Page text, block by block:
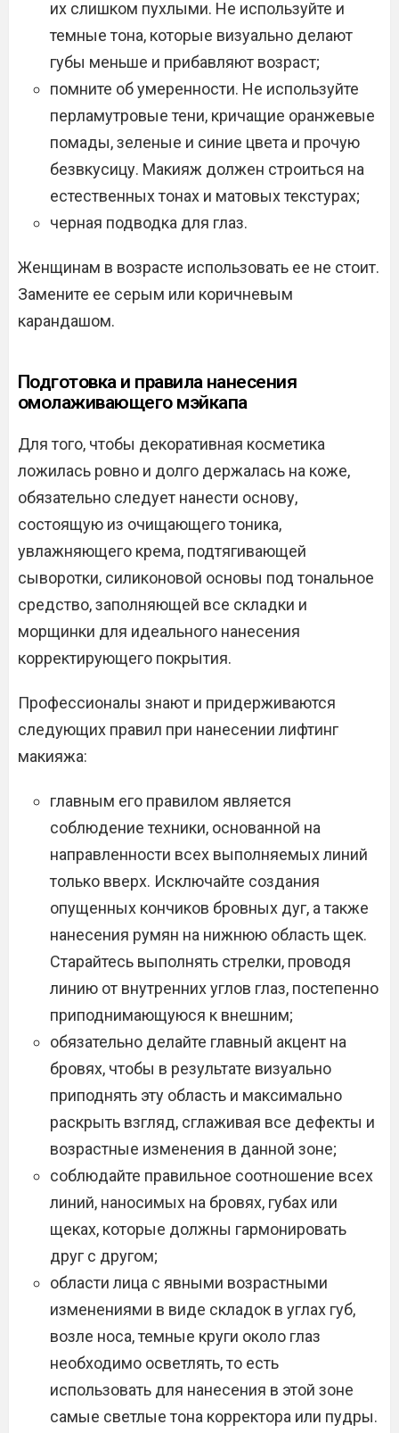
их слишком пухлыми. Не используйте и
темные тона, которые визуально делают
губы меньше и прибавляют возраст;
помните об умеренности. Не используйте
перламутровые тени, кричащие оранжевые
помады, зеленые и синие цвета и прочую
безвкусицу. Макияж должен строиться на
естественных тонах и матовых текстурах;
черная подводка для глаз.
Женщинам в возрасте использовать ее не стоит.
Замените ее серым или коричневым
карандашом.
Подготовка и правила нанесения
омолаживающего мэйкапа
Для того, чтобы декоративная косметика
ложилась ровно и долго держалась на коже,
обязательно следует нанести основу,
состоящую из очищающего тоника,
увлажняющего крема, подтягивающей
сыворотки, силиконовой основы под тональное
средство, заполняющей все складки и
морщинки для идеального нанесения
корректирующего покрытия.
Профессионалы знают и придерживаются
следующих правил при нанесении лифтинг
макияжа:
главным его правилом является
соблюдение техники, основанной на
направленности всех выполняемых линий
только вверх. Исключайте создания
опущенных кончиков бровных дуг, а также
нанесения румян на нижнюю область щек.
Старайтесь выполнять стрелки, проводя
линию от внутренних углов глаз, постепенно
приподнимающуюся к внешним;
обязательно делайте главный акцент на
бровях, чтобы в результате визуально
приподнять эту область и максимально
раскрыть взгляд, сглаживая все дефекты и
возрастные изменения в данной зоне;
соблюдайте правильное соотношение всех
линий, наносимых на бровях, губах или
щеках, которые должны гармонировать
друг с другом;
области лица с явными возрастными
изменениями в виде складок в углах губ,
возле носа, темные круги около глаз
необходимо осветлять, то есть
использовать для нанесения в этой зоне
самые светлые тона корректора или пудры.